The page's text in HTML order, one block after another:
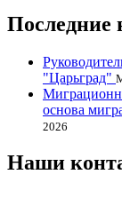
Последние
"Царьград"
основа
2026
Наши